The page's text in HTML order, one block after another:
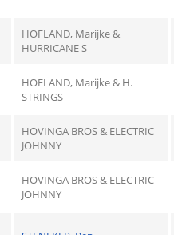
HOFLAND, Marijke &
HURRICANE S
HOFLAND, Marijke & H.
STRINGS
HOVINGA BROS & ELECTRIC
JOHNNY
HOVINGA BROS & ELECTRIC
JOHNNY